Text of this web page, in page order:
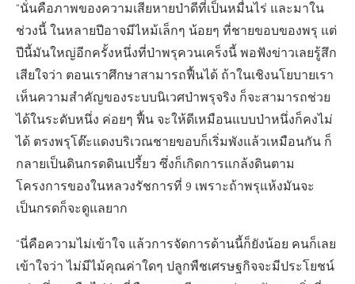
“นั่นคือภาพของความเสียหายป่าดีที่เป็นหมื่นไร่ และมาใน
ช่วงนี้ ในหลายปีอาจมีไหม้เล็กๆ น้อยๆ ที่ชายขอบของพรุ แต่
ปีนี้มันใหญ่อีกครั้งหนึ่งที่ป่าพรุควนเคร็งนี้ พอฟังข่าวเลยรู้สึก
เสียใจว่า ตอนเราศึกษาสามารถฟื้นได้ ถ้าในเชิงนโยบายเรา
เห็นความสำคัญของระบบนิเวศป่าพรุจริง ก็จะสามารถช่วย
ได้ในระดับหนึ่ง ค่อยๆ ฟื้น จะให้ดีเหมือนแบบป่าหนึ่งก็คงไม่
ได้ ตรงพรุโต๊ะแดงบริเวณชายขอบก็เริ่มพังแล้วเหมือนกัน ก็
กลายเป็นดินกรดดินเปรี้ยว ซึ่งก็เกิดการแกล้งดินตาม
โครงการของในหลวงรัชการที่ 9 เพราะถ้าพรุแห้งมันจะ
เป็นกรดก็จะดูแลยาก
“นี่คือความไม่เข้าใจ แล้วการจัดการด้านนี้ก็ยังน้อย คนก็เลย
เข้าใจว่า ไม่มีไม้คุณค่าใดๆ ปลูกพืชเศรษฐกิจจะมีประโยชน์